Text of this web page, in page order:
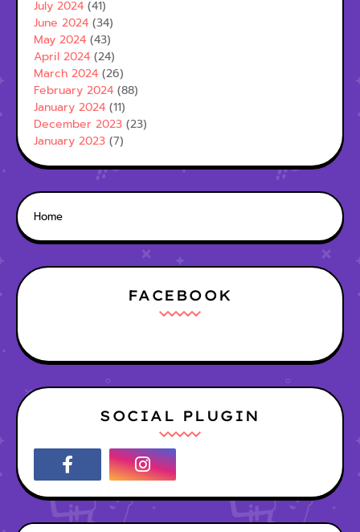
July 2024 (41)
June 2024 (34)
May 2024 (43)
April 2024 (24)
March 2024 (26)
February 2024 (88)
January 2024 (11)
December 2023 (23)
January 2023 (7)
Home
FACEBOOK
SOCIAL PLUGIN